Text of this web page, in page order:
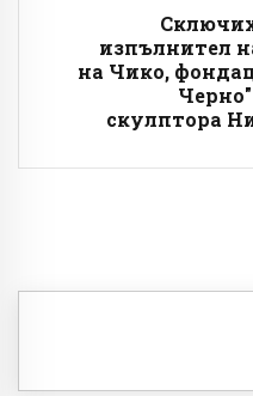
изпълнител
на Чико,
скулптора